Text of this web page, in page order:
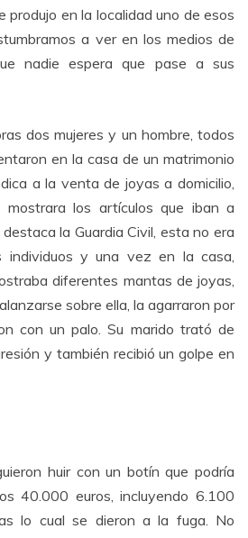
produjo en la localidad uno de esos
a ver en los medios de
nadie espera que pase a sus
dos mujeres y un hombre, todos
en la casa de un matrimonio
a la venta de joyas a domicilio,
mostrara los artículos que iban a
la Guardia Civil, esta no era
individuos y una vez en la casa,
diferentes mantas de joyas,
sobre ella, la agarraron por
con un palo. Su marido trató de
y también recibió un golpe en
huir con un botín que podría
40.000 euros, incluyendo 6.100
lo cual se dieron a la fuga. No